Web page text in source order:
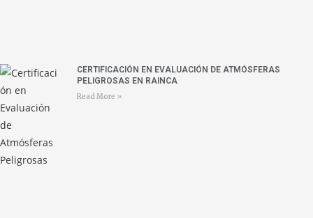
CERTIFICACIÓN EN EVALUACIÓN DE ATMÓSFERAS
PELIGROSAS EN RAINCA
Read More »